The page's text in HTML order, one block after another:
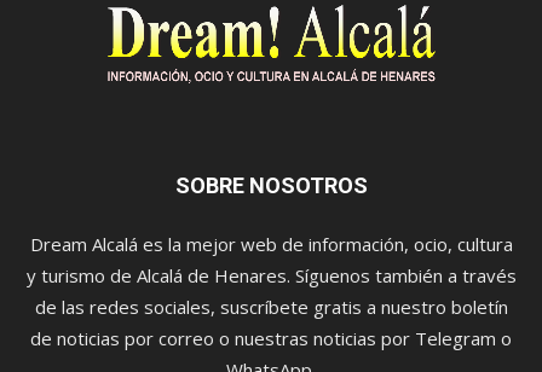
SOBRE NOSOTROS
Dream Alcalá es la mejor web de información, ocio, cultura
y turismo de Alcalá de Henares. Síguenos también a través
de las redes sociales, suscríbete gratis a nuestro boletín
de noticias por correo o nuestras noticias por Telegram o